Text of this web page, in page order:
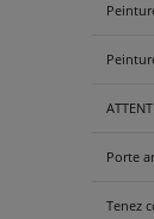
Porte
Tenez